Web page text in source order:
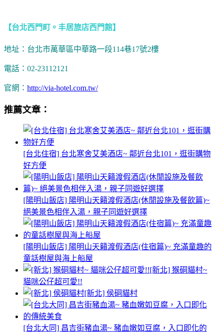
【台北西門町。丰居旅店西門館】
地址：台北市萬華區中華路一段114巷17號2樓
電話：02-23112121
官網： http://via-hotel.com.tw/
推薦文章：
[台北住宿] 台北寒舍艾美酒店~ 鄰近台北101，逛街購物
好方便
[陽明山飯店] 陽明山天籟渡假酒店(休閒設施及餐飲篇)~
絕美景色相伴入湯，親子同遊好選擇
[陽明山飯店] 陽明山天籟渡假酒店(住宿篇)~ 充滿童趣的
童話樹屋與海上船屋
[新北] 猴硐貓村~
貓咪公仔超可愛!!
[新北] 侯硐貓村
[台北大同] 昌吉街豬血湯~ 豬血嫩如豆腐，入口即化的